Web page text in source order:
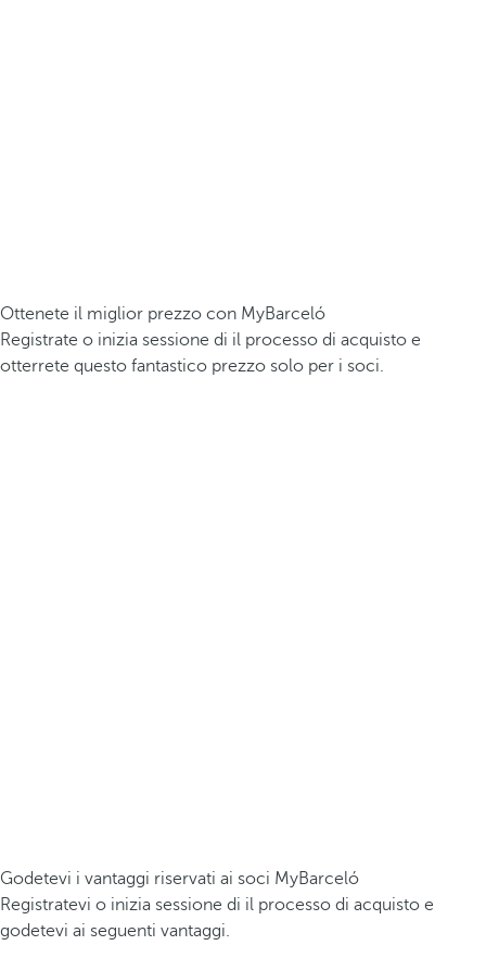
Ottenete il miglior prezzo con MyBarceló
Registrate o inizia sessione di il processo di acquisto e
otterrete questo fantastico prezzo solo per i soci.
Godetevi i vantaggi riservati ai soci MyBarceló
Registratevi o inizia sessione di il processo di acquisto e
godetevi ai seguenti vantaggi.